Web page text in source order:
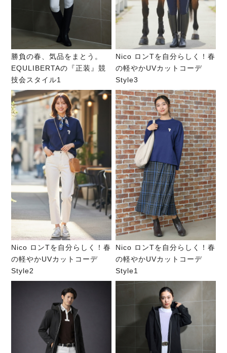
勝負の春、気品をまとう。
EQULIBERTAの『正装』競
技会スタイル1
Nico ロンTを自分らしく！春
の軽やかUVカットコーデ
Style3
Nico ロンTを自分らしく！春
の軽やかUVカットコーデ
Style2
Nico ロンTを自分らしく！春
の軽やかUVカットコーデ
Style1